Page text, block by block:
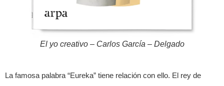
El yo creativo – Carlos García – Delgado
La famosa palabra “Eureka” tiene relación con ello. El rey de